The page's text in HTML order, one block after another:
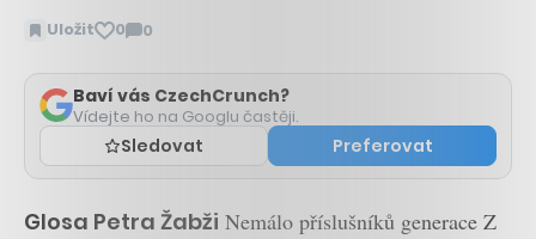
Uložit 0 0
Zobrazit
Baví vás CzechCrunch?
Vídejte ho na Googlu častěji.
Sledovat Preferovat
Glosa Petra Žabži Nemálo příslušníků generace Z